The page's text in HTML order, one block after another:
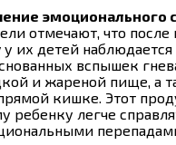
эмоционального
отмечают, что после
у их детей
вспышек
и жареной пище, а
кишке. Этот
ребенку легче